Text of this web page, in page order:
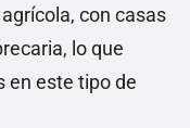
con casas
lo que
en este tipo de